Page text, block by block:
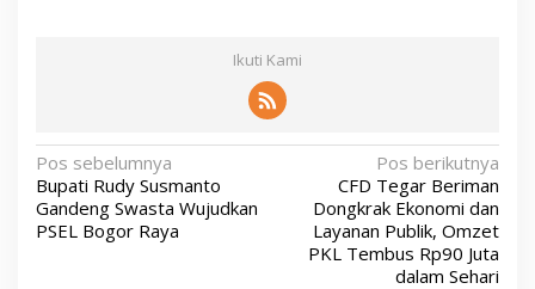
Ikuti Kami
N
a
v
Pos sebelumnya
Bupati Rudy Susmanto
Gandeng Swasta Wujudkan
PSEL Bogor Raya
Pos berikutnya
CFD Tegar Beriman
Dongkrak Ekonomi dan
Layanan Publik, Omzet
PKL Tembus Rp90 Juta
dalam Sehari